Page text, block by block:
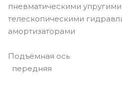
пневматическими
телескопическими
амортизаторами
передняя